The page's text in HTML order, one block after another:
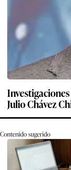
Julio Chávez
Contenido sugerido